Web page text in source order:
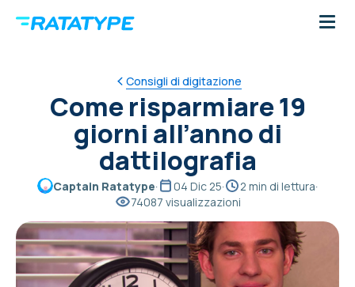
Consigli di digitazione
Come risparmiare 19
giorni all’anno di
dattilografia
Captain Ratatype· 04 Dic 25· 2 min di lettura·
74087 visualizzazioni